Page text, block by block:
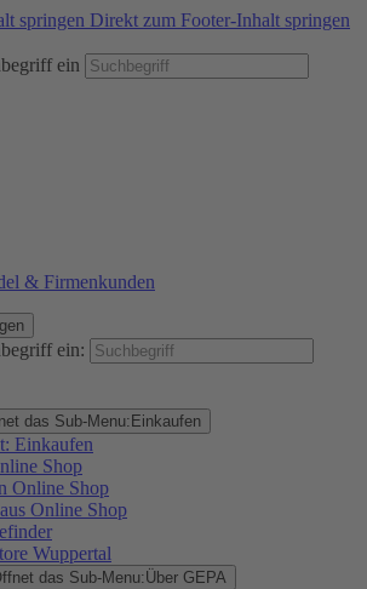
springen Direkt zum Footer-Inhalt springen
ein
& Firmenkunden
ein:
das Sub-Menu: Einkaufen
Einkaufen
Shop
Online Shop
Online Shop
Wuppertal
das Sub-Menu:Über GEPA